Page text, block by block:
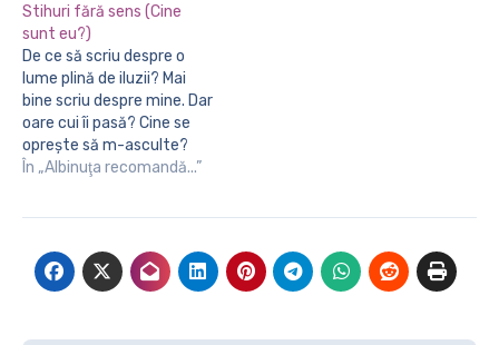
Stihuri fără sens (Cine
sunt eu?)
De ce să scriu despre o
lume plină de iluzii? Mai
bine scriu despre mine. Dar
oare cui îi pasă? Cine se
oprește să m-asculte?
Sunt un punct în mulțime...
vede! Strig! Nu mă aude
nimeni?…
În „Albinuţa recomandă...”